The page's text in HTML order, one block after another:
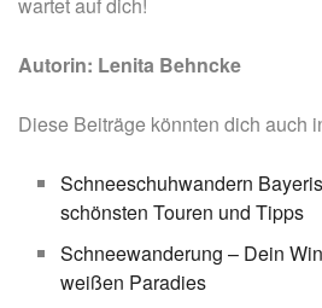
Autorin: Lenita Behncke
Diese Beiträge könnten dich auch
Schneeschuhwandern
schönsten Touren und Tipps
Schneewanderung – Dein
weißen Paradies